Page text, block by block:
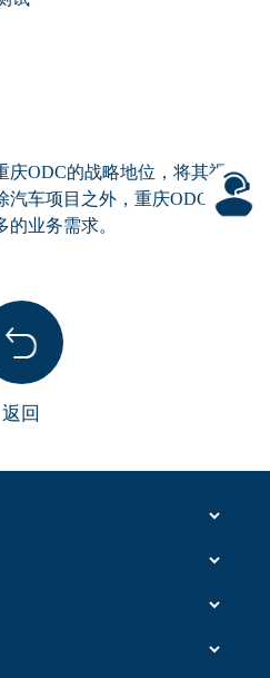
返回
庆ODC的战略地位，将其视为
汽车项目之外，重庆ODC还设
业务需求。